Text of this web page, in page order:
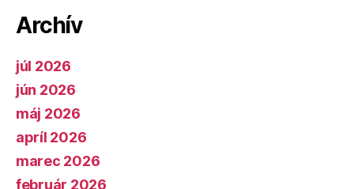
Archív
júl 2026
jún 2026
máj 2026
apríl 2026
marec 2026
február 2026